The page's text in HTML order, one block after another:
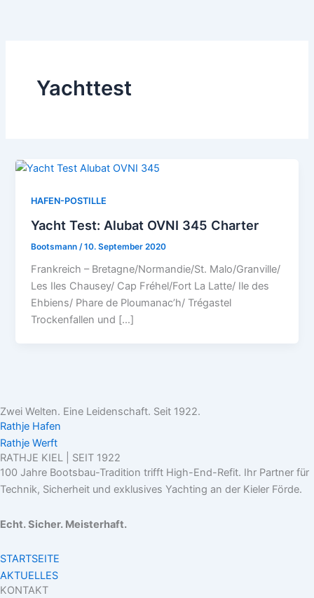
Yachttest
HAFEN-POSTILLE
Yacht Test: Alubat OVNI 345 Charter
Bootsmann /10. September 2020
Frankreich – Bretagne/Normandie/St. Malo/Granville/
Les Iles Chausey/ Cap Fréhel/Fort La Latte/ Ile des
Ehbiens/ Phare de Ploumanac’h/ Trégastel
Trockenfallen und […]
Zwei Welten. Eine Leidenschaft. Seit 1922.
Rathje Hafen
Rathje Werft
RATHJE KIEL | SEIT 1922
100 Jahre Bootsbau-Tradition trifft High-End-Refit. Ihr Partner für
Technik, Sicherheit und exklusives Yachting an der Kieler Förde.
Echt. Sicher. Meisterhaft.
STARTSEITE
AKTUELLES
KONTAKT